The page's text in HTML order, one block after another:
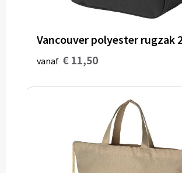
Vancouver polyester rugzak
vanaf € 11,50